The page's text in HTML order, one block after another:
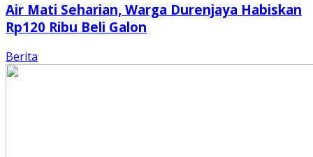
Air Mati Seharian, Warga Durenjaya Habiskan
Rp120 Ribu Beli Galon
Berita